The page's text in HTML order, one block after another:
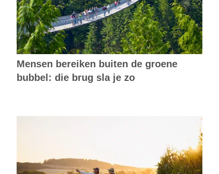
Mensen bereiken buiten de groene
bubbel: die brug sla je zo